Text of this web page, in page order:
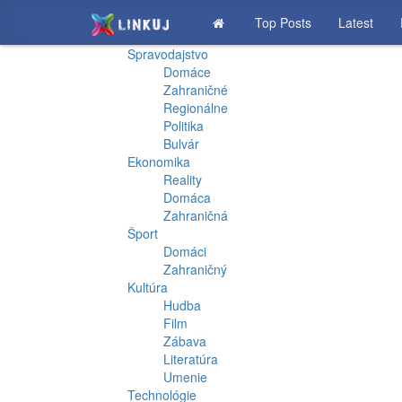
Top Posts Latest
Spravodajstvo
Domáce
Zahraničné
Regionálne
Politika
Bulvár
Ekonomika
Reality
Domáca
Zahraničná
Šport
Domáci
Zahraničný
Kultúra
Hudba
Film
Zábava
Literatúra
Umenie
Technológie